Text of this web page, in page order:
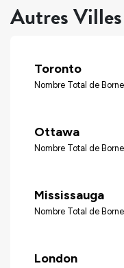
Autres
Toronto
Nombre Total de
Ottawa
Nombre Total de
Mississauga
Nombre Total de
London